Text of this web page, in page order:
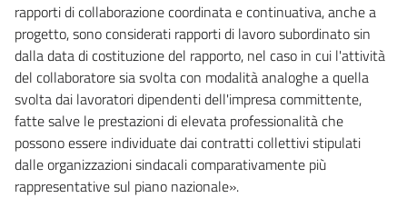
rapporti di collaborazione coordinata e continuativa, anche a
progetto, sono considerati rapporti di lavoro subordinato sin
dalla data di costituzione del rapporto, nel caso in cui l'attività
del collaboratore sia svolta con modalità analoghe a quella
svolta dai lavoratori dipendenti dell'impresa committente,
fatte salve le prestazioni di elevata professionalità che
possono essere individuate dai contratti collettivi stipulati
dalle organizzazioni sindacali comparativamente più
rappresentative sul piano nazionale».